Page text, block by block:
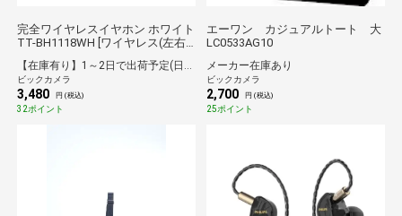
完全ワイヤレスイヤホン ホワイト
TT-BH1118WH [ワイヤレス(左右
キャンセリング対応 /Bluetooth対
応]
【在庫有り】1～2日で出荷予定(日付指定可)
ビックカメラ
3,480 円 (税込)
32ポイント
エーワン カジュアルトート 大
LC0533AG10
メーカー在庫あり
ビックカメラ
2,700 円 (税込)
25ポイント